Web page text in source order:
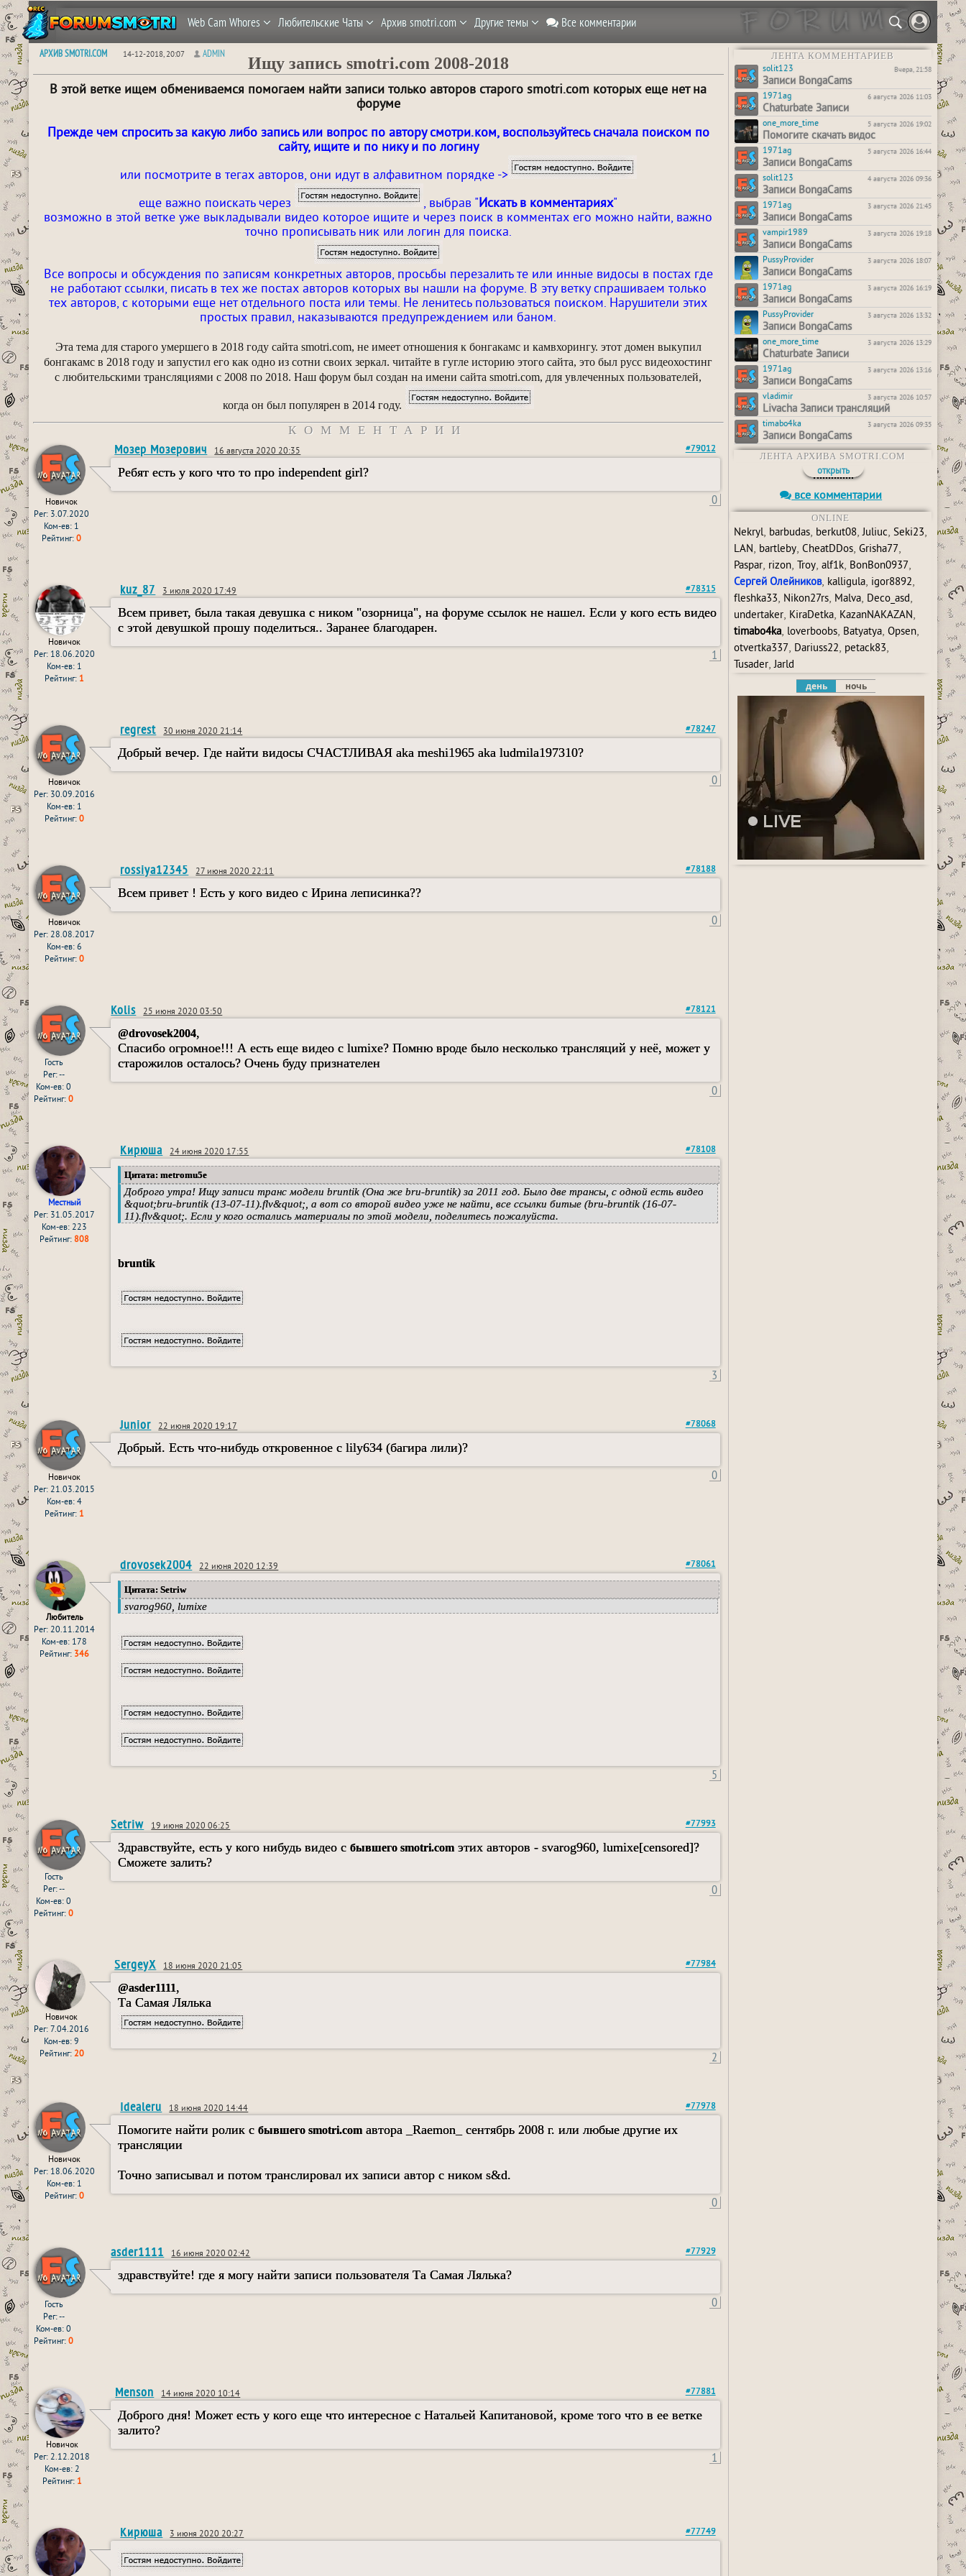
Web Cam Whores Любительские Чаты Архив smotri.com Другие темы Все комментарии
АРХИВ SMOTRI.COM 14-12-2018, 20:07 ADMIN
Ищу запись smotri.com 2008-2018
В этой ветке ищем обмениваемся помогаем найти записи только авторов старого smotri.com которых еще нет на
форуме
Прежде чем спросить за какую либо запись или вопрос по автору смотри.ком, воспользуйтесь сначала поиском по
сайту, ищите и по нику и по логину
или посмотрите в тегах авторов, они идут в алфавитном порядке ->
еще важно поискать через
, выбрав "Искать в комментариях"
возможно в этой ветке уже выкладывали видео которое ищите и через поиск в комментах его можно найти, важно
точно прописывать ник или логин для поиска.
Все вопросы и обсуждения по записям конкретных авторов, просьбы перезалить те или инные видосы в постах где
не работают ссылки, писать в тех же постах авторов которых вы нашли на форуме. В эту ветку спрашиваем только
тех авторов, с которыми еще нет отдельного поста или темы. Не ленитесь пользоваться поиском. Нарушители этих
простых правил, наказываются предупреждением или баном.
Эта тема для старого умершего в 2018 году сайта smotri.com, не имеет отношения к бонгакамс и камвхорингу. этот домен выкупил
бонгакамс в 2018 году и запустил его как одно из сотни своих зеркал. читайте в гугле историю этого сайта, это был русс видеохостинг
с любительскими трансляциями с 2008 по 2018. Наш форум был создан на имени сайта smotri.com, для увлеченных пользователей,
когда он был популярен в 2014 году.
КОММЕНТАРИИ
Новичок
Рег: 3.07.2020
Ком-ев: 1
Рейтинг:0
Мозер Мозерович 16 августа 2020 20:35 #79012
Ребят есть у кого что то про independent girl?
0
Новичок
Рег: 18.06.2020
Ком-ев: 1
Рейтинг: 1
kuz_87 3 июля 2020 17:49 #78315
Всем привет, была такая девушка с ником "озорница", на форуме ссылок не нашел. Если у кого есть видео
с этой девушкой прошу поделиться.. Заранее благодарен.
1
Новичок
Рег: 30.09.2016
Ком-ев: 1
Рейтинг:0
regrest 30 июня 2020 21:14 #78247
Добрый вечер. Где найти видосы СЧАСТЛИВАЯ aka meshi1965 aka ludmila197310?
0
Новичок
Рег: 28.08.2017
Ком-ев: 6
Рейтинг:0
rossiya12345 27 июня 2020 22:11 #78188
Всем привет ! Есть у кого видео с Ирина леписинка??
0
Гость
Рег: --
Ком-ев: 0
Рейтинг:0
Kolis 25 июня 2020 03:50 #78121
@drovosek2004,
Спасибо огромное!!! А есть еще видео с lumixe? Помню вроде было несколько трансляций у неё, может у
старожилов осталось? Очень буду признателен
0
Местный
Рег: 31.05.2017
Ком-ев: 223
Рейтинг:808
Кирюша 24 июня 2020 17:55 #78108
Цитата: metromu5e
Доброго утра! Ищу записи транс модели bruntik (Она же bru-bruntik) за 2011 год. Было две трансы, с одной есть видео
&quot;bru-bruntik (13-07-11).flv&quot;, а вот со второй видео уже не найти, все ссылки битые (bru-bruntik (16-07-
11).flv&quot;. Если у кого остались материалы по этой модели, поделитесь пожалуйста.
bruntik
3
Новичок
Рег: 21.03.2015
Ком-ев: 4
Рейтинг: 1
Junior 22 июня 2020 19:17 #78068
Добрый. Есть что-нибудь откровенное с lily634 (багира лили)?
0
Любитель
Рег: 20.11.2014
Ком-ев: 178
Рейтинг: 346
drovosek2004 22 июня 2020 12:39 #78061
Цитата: Setriw
svarog960, lumixe
5
Гость
Рег: --
Ком-ев: 0
Рейтинг:0
Setriw 19 июня 2020 06:25 #77993
Здравствуйте, есть у кого нибудь видео сбывшего smotri.com этих авторов - svarog960, lumixe[censored]?
Сможете залить?
0
Новичок
Рег: 7.04.2016
Ком-ев: 9
Рейтинг: 20
SergeyX 18 июня 2020 21:05 #77984
@asder1111,
Та Самая Лялька
2
Новичок
Рег: 18.06.2020
Ком-ев: 1
Рейтинг:0
Idealeru 18 июня 2020 14:44 #77978
Помогите найти ролик сбывшего smotri.com автора _Raemon_ сентябрь 2008 г. или любые другие их
трансляции
Точно записывал и потом транслировал их записи автор с ником s&d.
0
Гость
Рег: --
Ком-ев: 0
Рейтинг:0
asder1111 16 июня 2020 02:42 #77929
здравствуйте! где я могу найти записи пользователя Та Самая Лялька?
0
Новичок
Рег: 2.12.2018
Ком-ев: 2
Рейтинг: 1
Menson 14 июня 2020 10:14 #77881
Доброго дня! Может есть у кого еще что интересное с Натальей Капитановой, кроме того что в ее ветке
залито?
1
Кирюша 3 июня 2020 20:27 #77749
ЛЕНТА КОММЕНТАРИЕВ
solit123
Вчера, 21:58
Записи BongaCams
1971ag 6 августа 2026 11:03
Chaturbate Записи
one_more_time 5 августа 2026 19:02
Помогите скачать видос
1971ag 5 августа 2026 16:44
Записи BongaCams
solit123 4 августа 2026 09:36
Записи BongaCams
1971ag 3 августа 2026 21:45
Записи BongaCams
vampir1989 3 августа 2026 19:18
Записи BongaCams
PussyProvider 3 августа 2026 18:07
Записи BongaCams
1971ag 3 августа 2026 16:19
Записи BongaCams
PussyProvider 3 августа 2026 13:32
Записи BongaCams
one_more_time 3 августа 2026 13:29
Chaturbate Записи
1971ag 3 августа 2026 13:16
Записи BongaCams
vladimir 3 августа 2026 10:57
Livacha Записи трансляций
timabo4ka 3 августа 2026 09:35
Записи BongaCams
ЛЕНТА АРХИВА SMOTRI.COM
открыть
все комментарии
ONLINE
Nekryl, barbudas, berkut08,Juliuc, Seki23,
LAN, bartleby, CheatDDos, Grisha77,
Paspar, rizon, Troy, alf1k, BonBon0937,
Сергей Олейников, kalligula, igor8892,
fleshka33, Nikon27rs, Malva, Deco_asd,
undertaker, KiraDetka, KazanNAKAZAN,
timabo4ka, loverboobs, Batyatya, Opsen,
otvertka337, Dariuss22, petack83,
Tusader,Jarld
день ночь